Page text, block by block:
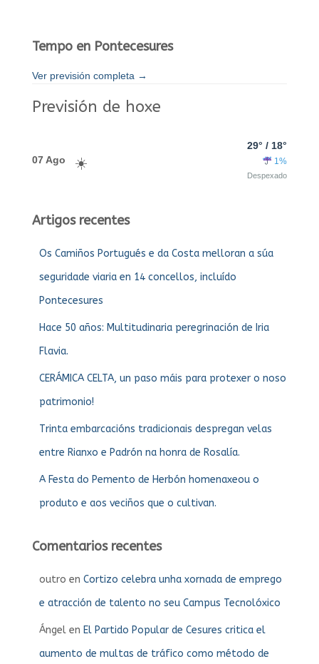
Tempo en Pontecesures
Ver previsión completa →
Previsión de hoxe
07 Ago
29° / 18°
1%
Despexado
Artigos recentes
Os Camiños Portugués e da Costa melloran a súa
seguridade viaria en 14 concellos, incluído
Pontecesures
Hace 50 años: Multitudinaria peregrinación de Iria
Flavia.
CERÁMICA CELTA, un paso máis para protexer o noso
patrimonio!
Trinta embarcacións tradicionais despregan velas
entre Rianxo e Padrón na honra de Rosalía.
A Festa do Pemento de Herbón homenaxeou o
produto e aos veciños que o cultivan.
Comentarios recentes
outro en Cortizo celebra unha xornada de emprego
e atracción de talento no seu Campus Tecnolóxico
Ángel en El Partido Popular de Cesures critica el
aumento de multas de tráfico como método de